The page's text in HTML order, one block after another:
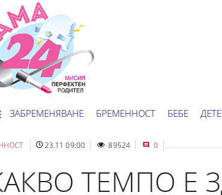
ЗАБРЕМЕНЯВАНЕ БРЕМЕННОСТ БЕБЕ ДЕТЕ
23.11 09:00 89524 0
ТЕМПО Е